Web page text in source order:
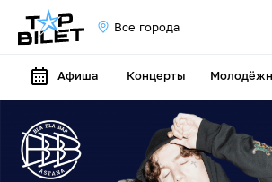
Все города
Афиша Концерты